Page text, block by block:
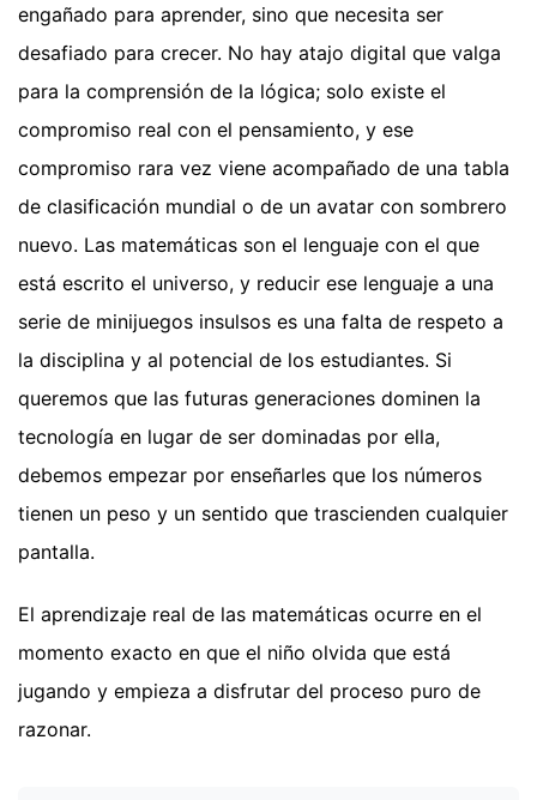
engañado para aprender, sino que necesita ser
desafiado para crecer. No hay atajo digital que valga
para la comprensión de la lógica; solo existe el
compromiso real con el pensamiento, y ese
compromiso rara vez viene acompañado de una tabla
de clasificación mundial o de un avatar con sombrero
nuevo. Las matemáticas son el lenguaje con el que
está escrito el universo, y reducir ese lenguaje a una
serie de minijuegos insulsos es una falta de respeto a
la disciplina y al potencial de los estudiantes. Si
queremos que las futuras generaciones dominen la
tecnología en lugar de ser dominadas por ella,
debemos empezar por enseñarles que los números
tienen un peso y un sentido que trascienden cualquier
pantalla.
El aprendizaje real de las matemáticas ocurre en el
momento exacto en que el niño olvida que está
jugando y empieza a disfrutar del proceso puro de
razonar.